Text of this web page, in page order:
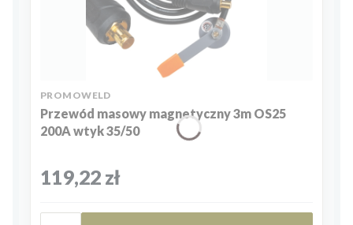
Przewód masowy magnetyczny 3m OS25
200A wtyk 35/50
PRODUCENT
PROMOWELD
Cena
119,22 zł